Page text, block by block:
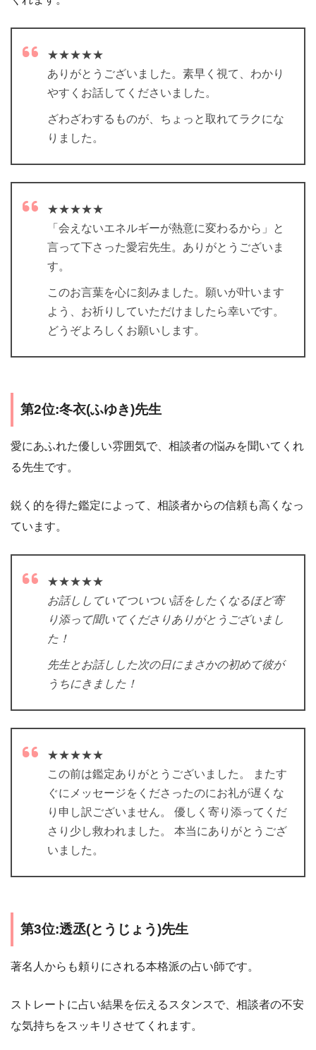
★★★★★
ありがとうございました。素早く視て、わかり
やすくお話してくださいました。
ざわざわするものが、ちょっと取れてラクにな
りました。
★★★★★
「会えないエネルギーが熱意に変わるから」と
言って下さった愛宕先生。ありがとうございま
す。
このお言葉を心に刻みました。願いが叶います
よう、お祈りしていただけましたら幸いです。
どうぞよろしくお願いします。
第2位:冬衣(ふゆき)先生
愛にあふれた優しい雰囲気で、相談者の悩みを聞いてくれ
る先生です。
鋭く的を得た鑑定によって、相談者からの信頼も高くなっ
ています。
★★★★★
お話ししていてついつい話をしたくなるほど寄
り添って聞いてくださりありがとうございまし
た！
先生とお話しした次の日にまさかの初めて彼が
うちにきました！
★★★★★
この前は鑑定ありがとうございました。 またす
ぐにメッセージをくださったのにお礼が遅くな
り申し訳ございません。 優しく寄り添ってくだ
さり少し救われました。 本当にありがとうござ
いました。
第3位:透丞(とうじょう)先生
著名人からも頼りにされる本格派の占い師です。
ストレートに占い結果を伝えるスタンスで、相談者の不安
な気持ちをスッキリさせてくれます。